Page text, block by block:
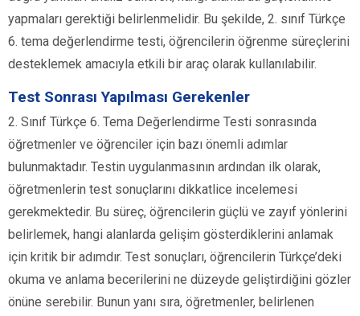
yapmaları gerektiği belirlenmelidir. Bu şekilde, 2. sınıf Türkçe
6. tema değerlendirme testi, öğrencilerin öğrenme süreçlerini
desteklemek amacıyla etkili bir araç olarak kullanılabilir.
Test Sonrası Yapılması Gerekenler
2. Sınıf Türkçe 6. Tema Değerlendirme Testi sonrasında
öğretmenler ve öğrenciler için bazı önemli adımlar
bulunmaktadır. Testin uygulanmasının ardından ilk olarak,
öğretmenlerin test sonuçlarını dikkatlice incelemesi
gerekmektedir. Bu süreç, öğrencilerin güçlü ve zayıf yönlerini
belirlemek, hangi alanlarda gelişim gösterdiklerini anlamak
için kritik bir adımdır. Test sonuçları, öğrencilerin Türkçe’deki
okuma ve anlama becerilerini ne düzeyde geliştirdiğini gözler
önüne serebilir. Bunun yanı sıra, öğretmenler, belirlenen